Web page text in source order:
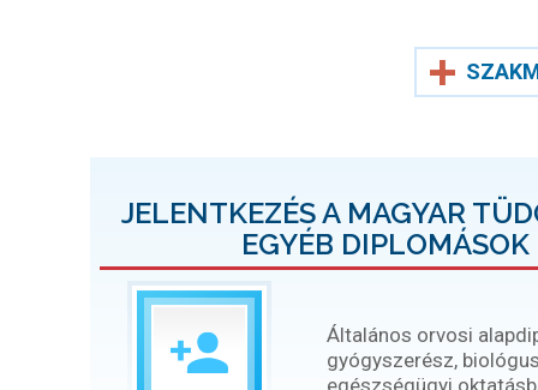
JELENTKEZÉS A MAGYAR
EGYÉB
Általános orvosi
gyógyszerész,
egészségügyi